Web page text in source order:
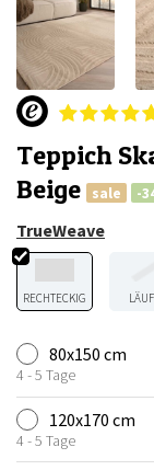
Teppich
Beige
sale -
TrueWeave
RECHTECKIG
80x150 cm
4 - 5 Tage
120x170 cm
4 - 5 Tage